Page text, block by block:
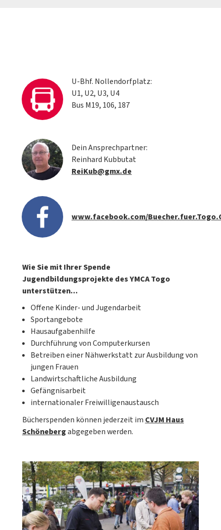
U-Bhf. Nollendorfplatz:
U1, U2, U3, U4
Bus M19, 106, 187
Dein Ansprechpartner:
Reinhard Kubbutat
ReiKub@gmx.de
www.facebook.com/
Wie Sie mit Ihrer Spende
Jugendbildungsprojekte des YMCA Togo
unterstützen...
Offene Kinder- und Jugendarbeit
Sportangebote
Hausaufgabenhilfe
Durchführung von Computerkursen
Betreiben einer Nähwerkstatt zur Ausbildung von
jungen Frauen
Landwirtschaftliche Ausbildung
Gefängnisarbeit
internationaler Freiwilligenaustausch
Bücherspenden können jederzeit im CVJM Haus
Schönebergabgegeben werden.